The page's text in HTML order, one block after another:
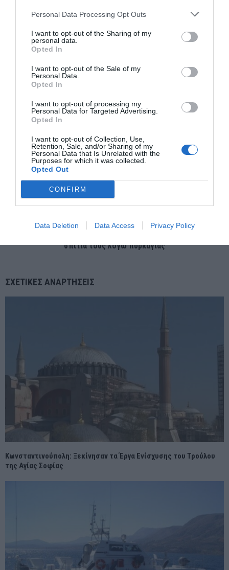
Personal Data Processing Opt Outs
I want to opt-out of the Sharing of my
personal data.
Opted In
I want to opt-out of the Sale of my
Personal Data.
Opted In
I want to opt-out of processing my
Personal Data for Targeted Advertising.
Opted In
I want to opt-out of Collection, Use,
Retention, Sale, and/or Sharing of my
Personal Data that Is Unrelated with the
Purposes for which it was collected.
Opted Out
CONFIRM
Data Deletion Data Access Privacy Policy
χρηματοροών της- σχέδιο αναδιάρθρωσης των οφειλών της.
* Το άρθρο είναι η συνέντευξη της κ. Λεκκάκου στο περιοδικό
HOTELIER (www.greekhotelier.gr) από το τεύχος Νοεμβρίου.
πηγη:dikastirio
Προς θανάτωση πολλοί από τους «φονικούς» ιπποπόταμους
του Πάμπλο Εσκομπάρ
ΕΠΌΜΕΝΗ ΑΝΆΡΤΗΣΗ
σπίτια τους λόγω πυρκαγιάς
ΣΧΕΤΙΚΈΣ ΑΝΑΡΤΉΣΕΙΣ
Κωνσταντινούπολη: Ξεκίνησαν τα Έργα Ενίσχυσης του Τρούλου
της Αγίας Σοφίας